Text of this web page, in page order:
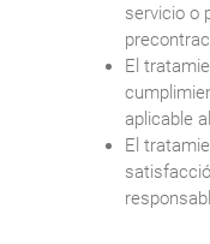
servicio o
El
aplicable
El